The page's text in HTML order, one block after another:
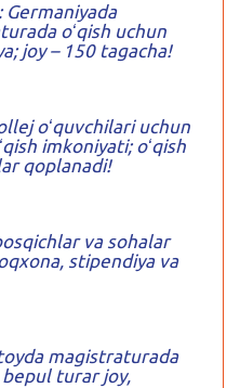
oʻqish uchun
joy – 150 tagacha!
oʻquvchilari uchun
imkoniyati; oʻqish
qoplanadi!
va sohalar
stipendiya va
magistraturada
bepul turar joy,